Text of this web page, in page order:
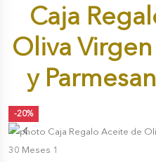
Caja
Oliva
y
-20%